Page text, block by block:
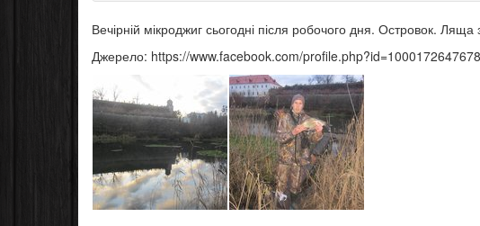
Вечірній мікроджиг сьогодні після робочого дня. Островок.
Джерело: https://www.facebook.com/